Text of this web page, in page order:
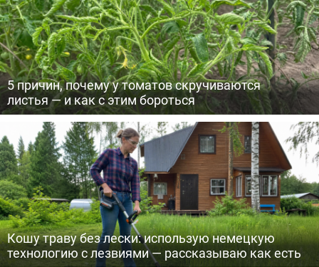
5 причин, почему у томатов скручиваются
листья — и как с этим бороться
Кошу траву без лески: использую немецкую
технологию с лезвиями — рассказываю как есть